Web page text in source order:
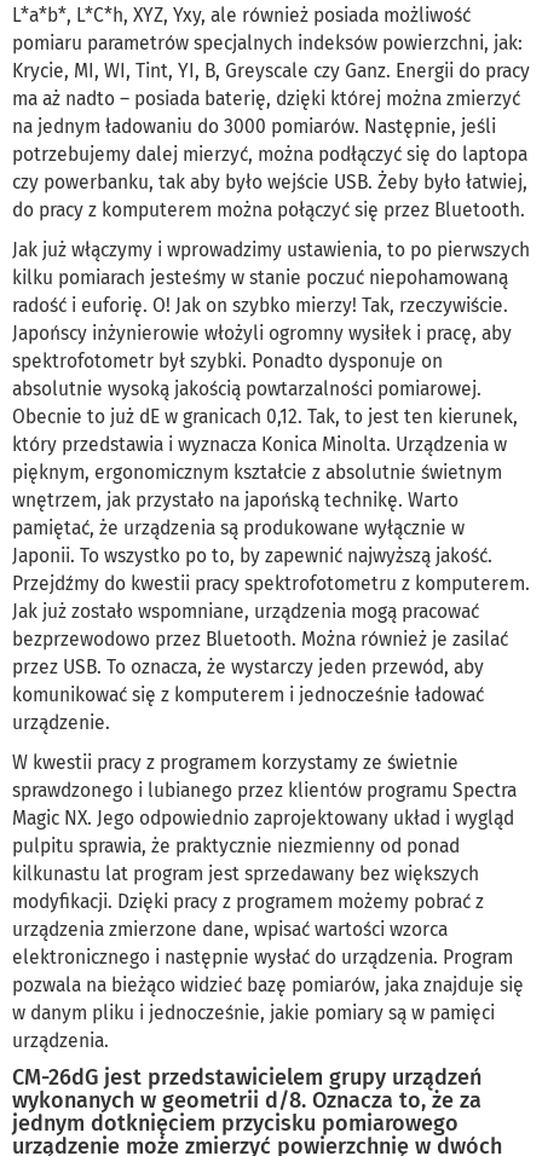
L*a*b*, L*C*h, XYZ, Yxy, ale również posiada możliwość
pomiaru parametrów specjalnych indeksów powierzchni, jak:
Krycie, MI, WI, Tint, YI, B, Greyscale czy Ganz. Energii do pracy
ma aż nadto – posiada baterię, dzięki której można zmierzyć
na jednym ładowaniu do 3000 pomiarów. Następnie, jeśli
potrzebujemy dalej mierzyć, można podłączyć się do laptopa
czy powerbanku, tak aby było wejście USB. Żeby było łatwiej,
do pracy z komputerem można połączyć się przez Bluetooth.
Jak już włączymy i wprowadzimy ustawienia, to po pierwszych
kilku pomiarach jesteśmy w stanie poczuć niepohamowaną
radość i euforię. O! Jak on szybko mierzy! Tak, rzeczywiście.
Japońscy inżynierowie włożyli ogromny wysiłek i pracę, aby
spektrofotometr był szybki. Ponadto dysponuje on
absolutnie wysoką jakością powtarzalności pomiarowej.
Obecnie to już dE w granicach 0,12. Tak, to jest ten kierunek,
który przedstawia i wyznacza Konica Minolta. Urządzenia w
pięknym, ergonomicznym kształcie z absolutnie świetnym
wnętrzem, jak przystało na japońską technikę. Warto
pamiętać, że urządzenia są produkowane wyłącznie w
Japonii. To wszystko po to, by zapewnić najwyższą jakość.
Przejdźmy do kwestii pracy spektrofotometru z komputerem.
Jak już zostało wspomniane, urządzenia mogą pracować
bezprzewodowo przez Bluetooth. Można również je zasilać
przez USB. To oznacza, że wystarczy jeden przewód, aby
komunikować się z komputerem i jednocześnie ładować
urządzenie.
W kwestii pracy z programem korzystamy ze świetnie
sprawdzonego i lubianego przez klientów programu Spectra
Magic NX. Jego odpowiednio zaprojektowany układ i wygląd
pulpitu sprawia, że praktycznie niezmienny od ponad
kilkunastu lat program jest sprzedawany bez większych
modyfikacji. Dzięki pracy z programem możemy pobrać z
urządzenia zmierzone dane, wpisać wartości wzorca
elektronicznego i następnie wysłać do urządzenia. Program
pozwala na bieżąco widzieć bazę pomiarów, jaka znajduje się
w danym pliku i jednocześnie, jakie pomiary są w pamięci
urządzenia.
CM-26dG jest przedstawicielem grupy urządzeń
wykonanych w geometrii d/8. Oznacza to, że za
jednym dotknięciem przycisku pomiarowego
urządzenie może zmierzyć powierzchnię w dwóch